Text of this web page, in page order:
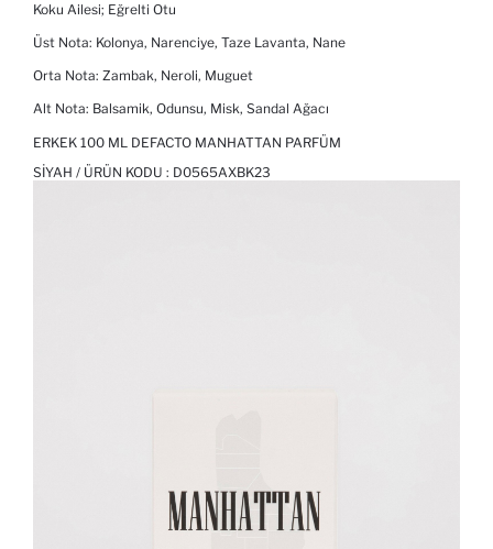
Koku Ailesi; Eğrelti Otu
Üst Nota: Kolonya, Narenciye, Taze Lavanta, Nane
Orta Nota: Zambak, Neroli, Muguet
Alt Nota: Balsamik, Odunsu, Misk, Sandal Ağacı
ERKEK 100 ML DEFACTO MANHATTAN PARFÜM
SIYAH / ÜRÜN KODU : D0565AXBK23